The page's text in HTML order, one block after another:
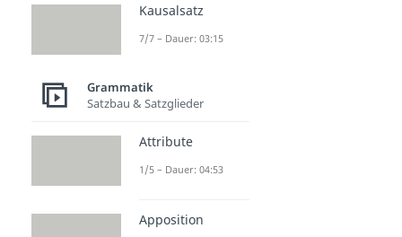
Kausalsatz
7/7 – Dauer: 03:15
Grammatik
Satzbau & Satzglieder
Attribute
1/5 – Dauer: 04:53
Apposition